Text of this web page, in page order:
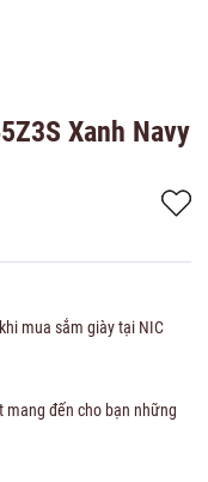
Xanh Navy
mua sắm giày tại NIC
mang đến cho bạn những